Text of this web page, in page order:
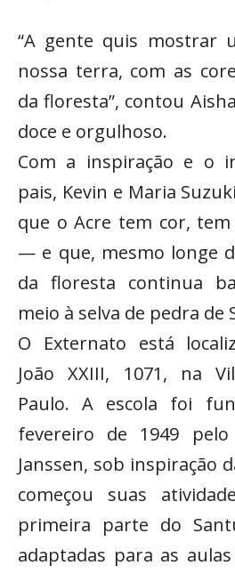
“A gente quis mostrar
nossa terra, com as
da floresta”, contou
doce e orgulhoso.
Com a inspiração e o
pais, Kevin e Maria
que o Acre tem cor,
— e que, mesmo longe
da floresta continua
meio à selva de pedra de
O Externato está
João XXIII, 1071, na
Paulo. A escola foi
fevereiro de 1949 pelo
Janssen, sob inspiração
começou suas
primeira parte do
adaptadas para as